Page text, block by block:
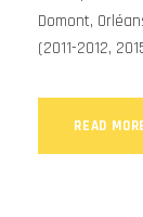
Domont,
(2011-2012,
READ